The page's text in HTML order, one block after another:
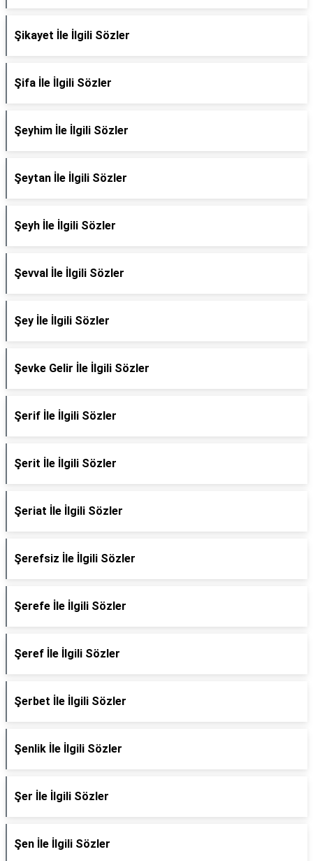
Şikayet İle İlgili Sözler
Şifa İle İlgili Sözler
Şeyhim İle İlgili Sözler
Şeytan İle İlgili Sözler
Şeyh İle İlgili Sözler
Şevval İle İlgili Sözler
Şey İle İlgili Sözler
Şevke Gelir İle İlgili Sözler
Şerif İle İlgili Sözler
Şerit İle İlgili Sözler
Şeriat İle İlgili Sözler
Şerefsiz İle İlgili Sözler
Şerefe İle İlgili Sözler
Şeref İle İlgili Sözler
Şerbet İle İlgili Sözler
Şenlik İle İlgili Sözler
Şer İle İlgili Sözler
Şen İle İlgili Sözler